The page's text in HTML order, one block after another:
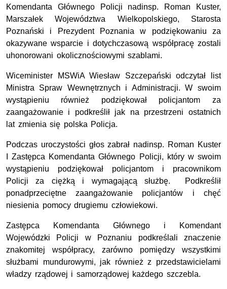
Komendanta Głównego Policji nadinsp. Roman Kuster,
Marszałek Województwa Wielkopolskiego, Starosta
Poznański i Prezydent Poznania w podziękowaniu za
okazywane wsparcie i dotychczasową współpracę zostali
uhonorowani okolicznościowymi szablami.
Wiceminister MSWiA Wiesław Szczepański odczytał list
Ministra Spraw Wewnętrznych i Administracji. W swoim
wystąpieniu również podziękował policjantom za
zaangażowanie i podkreślił jak na przestrzeni ostatnich
lat zmienia się polska Policja.
Podczas uroczystości głos zabrał nadinsp. Roman Kuster
I Zastępca Komendanta Głównego Policji, który w swoim
wystąpieniu podziękował policjantom i pracownikom
Policji za ciężką i wymagającą służbę. Podkreślił
ponadprzeciętne zaangażowanie policjantów i chęć
niesienia pomocy drugiemu człowiekowi.
Zastępca Komendanta Głównego i Komendant
Wojewódzki Policji w Poznaniu podkreślali znaczenie
znakomitej współpracy, zarówno pomiędzy wszystkimi
służbami mundurowymi, jak również z przedstawicielami
władzy rządowej i samorządowej każdego szczebla.